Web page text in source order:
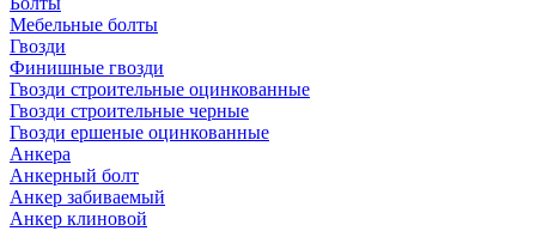
Мебельные болты
Гвозди
Финишные гвозди
Гвозди строительные оцинкованные
Гвозди строительные черные
Гвозди ершеные оцинкованные
Анкера
Анкерный болт
Анкер забиваемый
Анкер клиновой